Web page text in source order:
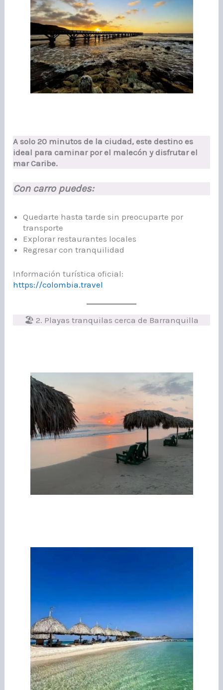
A solo 20 minutos de la ciudad, este destino es
ideal para caminar por el malecón y disfrutar el
mar Caribe.
Con carro puedes:
Quedarte hasta tarde sin preocuparte por
transporte
Explorar restaurantes locales
Regresar con tranquilidad
Información turística oficial:
https://colombia.travel
🏖 2. Playas tranquilas cerca de Barranquilla